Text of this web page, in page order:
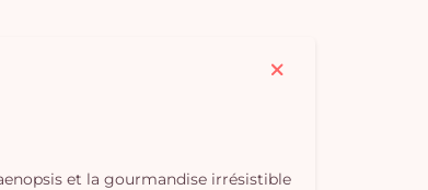
et la gourmandise irrésistible